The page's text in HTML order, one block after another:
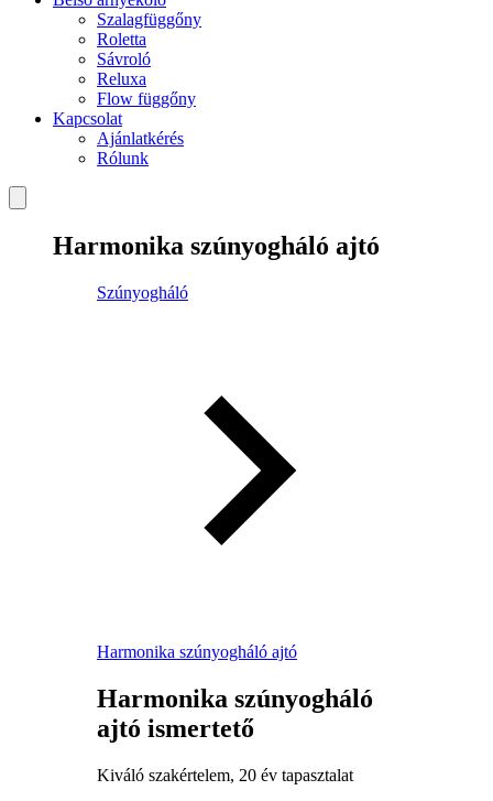
Szalagfüggőny
Roletta
Sávroló
Reluxa
Flow függőny
Kapcsolat
Ajánlatkérés
Rólunk
Harmonika szúnyogháló ajtó
Szúnyogháló
Harmonika szúnyogháló ajtó
Harmonika szúnyogháló
ajtó ismertető
Kiváló szakértelem, 20 év tapasztalat